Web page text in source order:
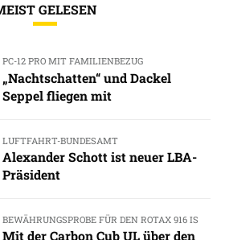
GELESEN
PC-12 PRO MIT FAMILIENBEZUG
„Nachtschatten“ und Dackel
Seppel fliegen mit
LUFTFAHRT-BUNDESAMT
Alexander Schott ist neuer LBA-
Präsident
BEWÄHRUNGSPROBE FÜR DEN ROTAX 916 IS
Mit der Carbon Cub UL über den